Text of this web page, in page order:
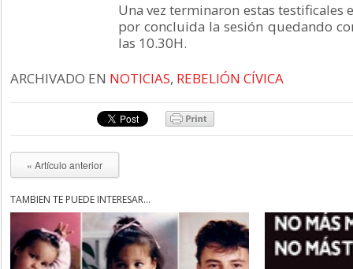
Una vez terminaron estas testificales
por concluida la sesión quedando
las 10.30H.
ARCHIVADO EN NOTICIAS, REBELIÓN CÍVICA
« Artículo anterior
TAMBIÉN TE PUEDE INTERESAR...